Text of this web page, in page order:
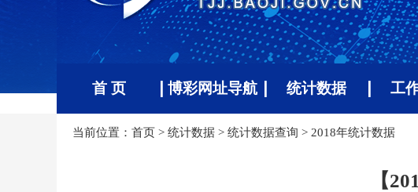
首 页 博彩网址导航 统计数据 工
当前位置： 首页 > 统计数据 > 统计数据查询 > 2018年统计数据
【